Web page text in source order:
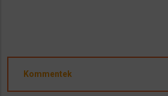
Kommentek